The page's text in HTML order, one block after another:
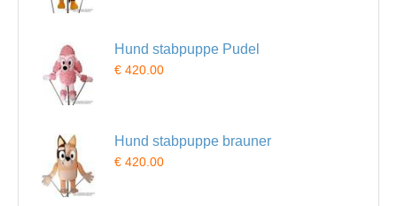
Hund stabpuppe Pudel
€ 420.00
Hund stabpuppe brauner
€ 420.00